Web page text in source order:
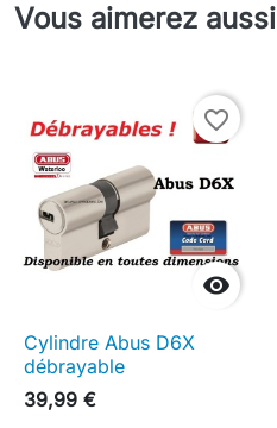
Vous aimerez aussi

favorite_border
Cylindre Abus D6X
débrayable
39,99 €